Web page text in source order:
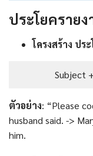
ประโยคราย
โครงสร้าง ปร
Subject
ตัวอย่าง: “Please
husband said. ->
him.